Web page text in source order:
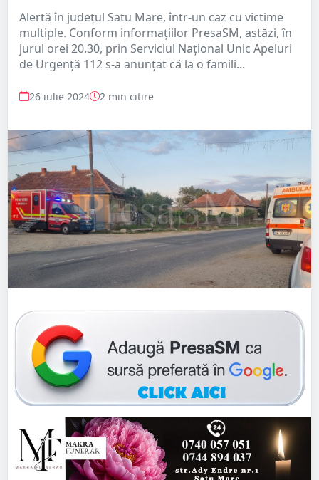
Alertă în județul Satu Mare, într-un caz cu victime
multiple. Conform informațiilor PresaSM, astăzi, în
jurul orei 20.30, prin Serviciul Național Unic Apeluri
de Urgență 112 s-a anunțat că la o famili...
26 iulie 2024 2 min citire